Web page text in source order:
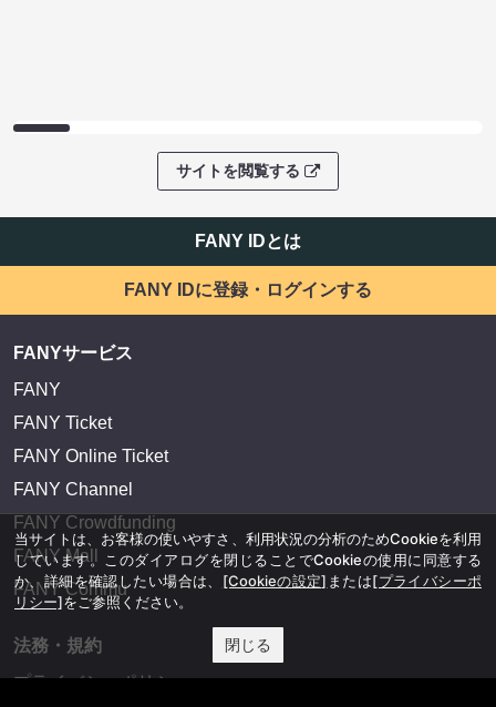
サイトを閲覧する
FANY IDとは
FANY IDに登録・ログインする
FANYサービス
FANY
FANY Ticket
FANY Online Ticket
FANY Channel
FANY Crowdfunding
FANY Mall
FANY Commu
法務・規約
プライバシーポリシー
当サイトは、お客様の使いやすさ、利用状況の分析のためCookieを利用
しています。このダイアログを閉じることでCookieの使用に同意する
か、詳細を確認したい場合は、 [Cookieの設定] または[プライバシーポ
リシー]をご参照ください。
閉じる